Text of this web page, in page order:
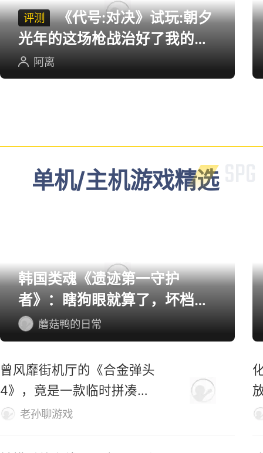
评测
《代号:对决》试玩:朝夕
光年的这场枪战治好了我的低
血压
阿离
单机/主机游戏精选
韩国类魂《遗迹第一守护
者》：瞎狗眼就算了，坏档算
怎么个事！
蘑菇鸭的日常
曾风靡街机厅的《合金弹头
4》，竟是一款临时拼凑的
游戏？老孙聊游戏